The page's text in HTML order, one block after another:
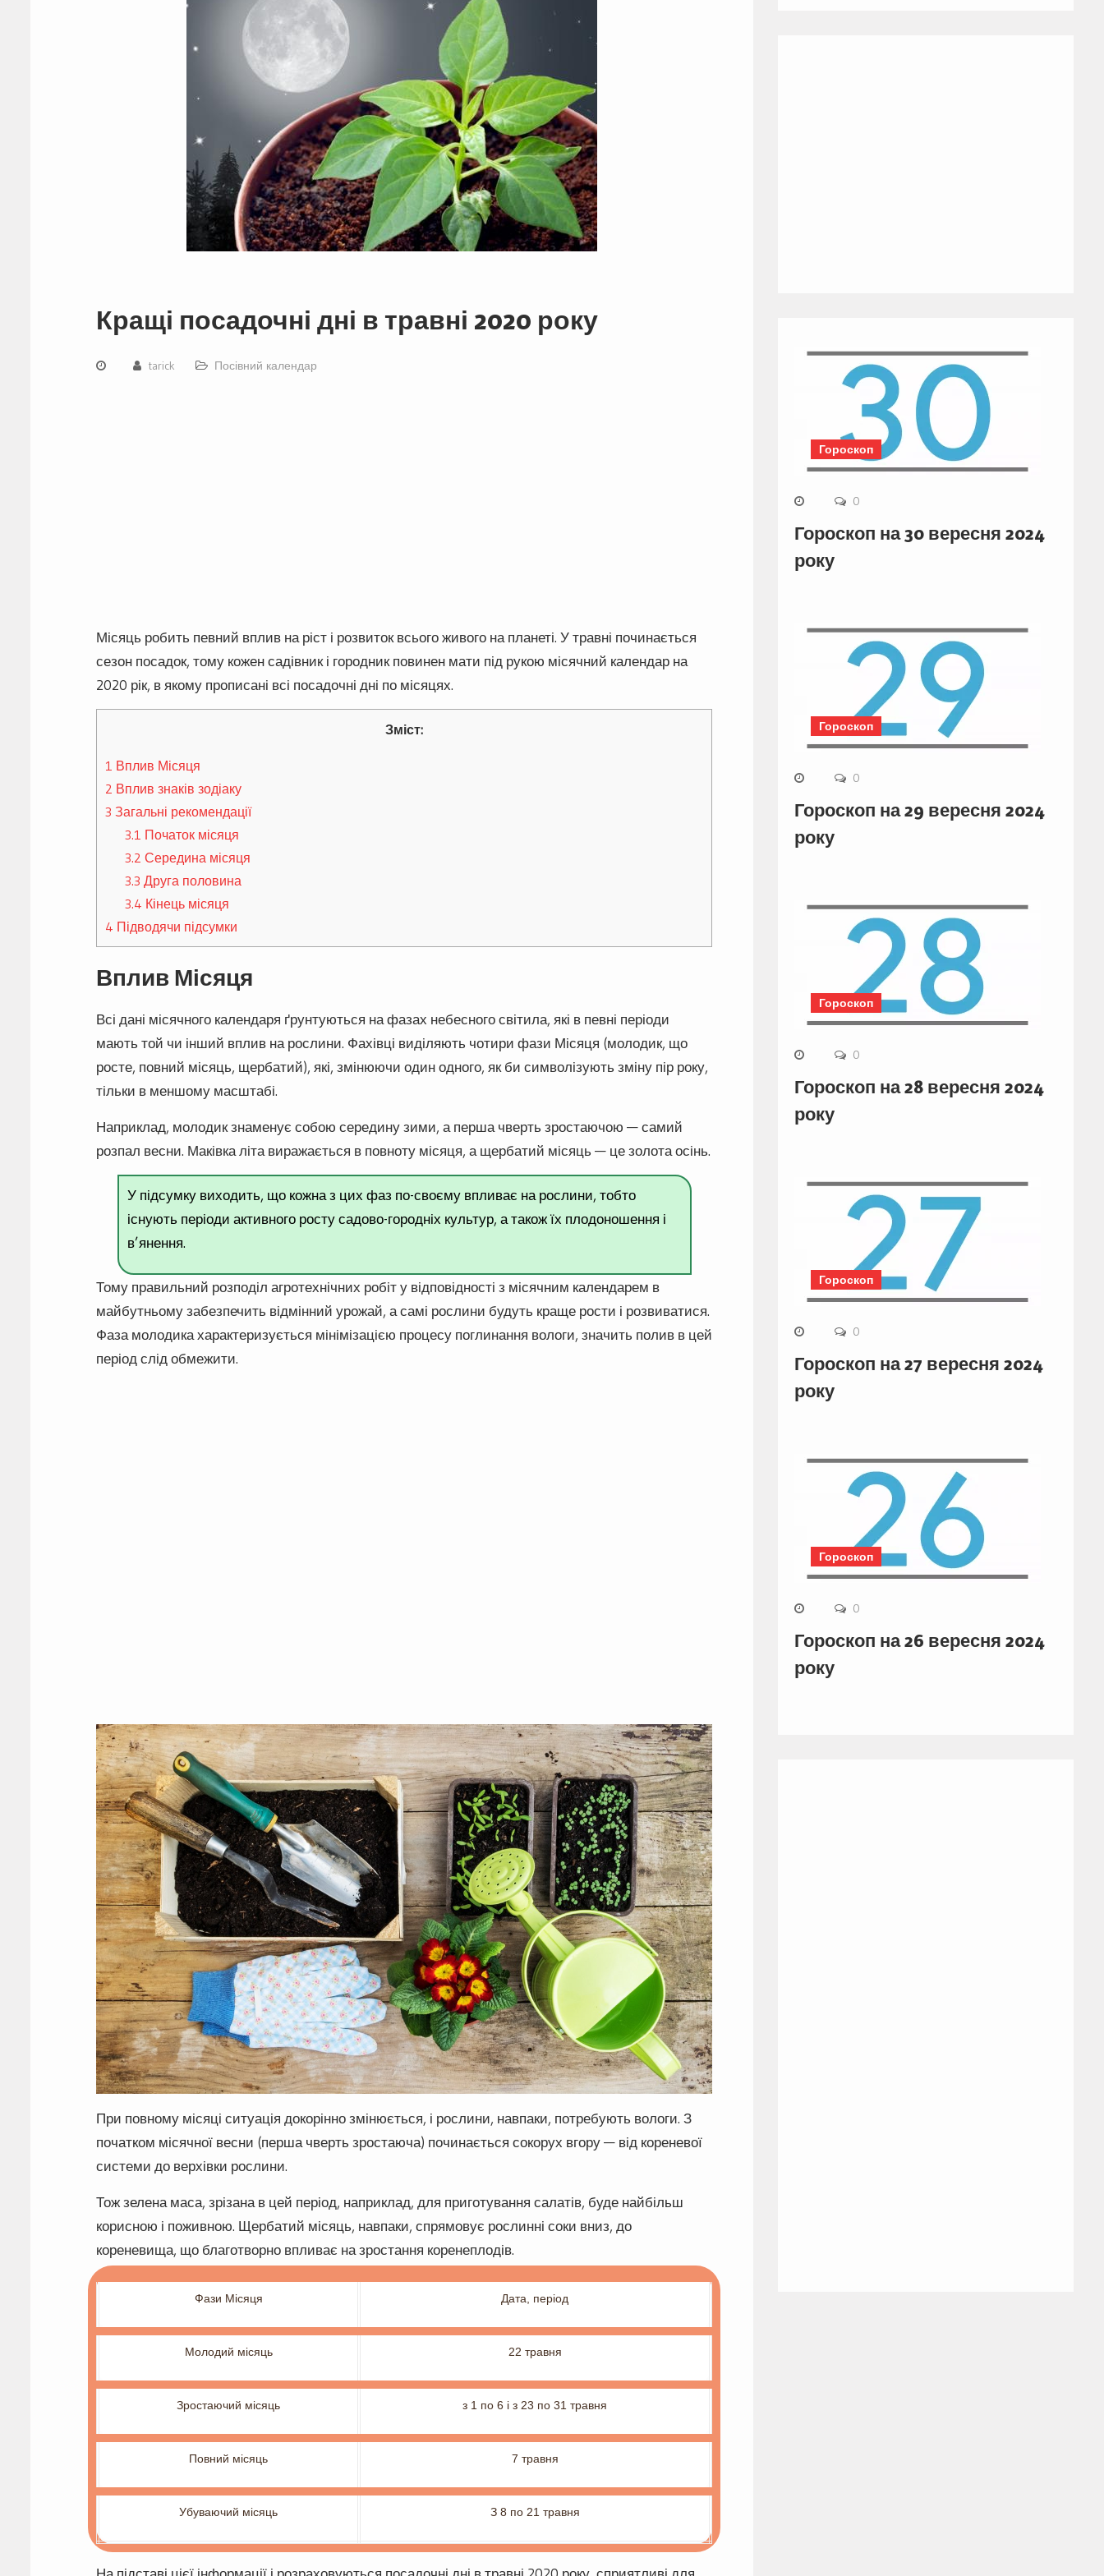
Кращі посадочні дні в травні 2020 року
tarick Посівний календар
Місяць робить певний вплив на ріст і розвиток всього живого на планеті. У травні починається
сезон посадок, тому кожен садівник і городник повинен мати під рукою місячний календар на
2020 рік, в якому прописані всі посадочні дні по місяцях.
Зміст:
1 Вплив Місяця
2 Вплив знаків зодіаку
3 Загальні рекомендації
3.1 Початок місяця
3.2 Середина місяця
3.3 Друга половина
3.4 Кінець місяця
4 Підводячи підсумки
Вплив Місяця
Всі дані місячного календаря ґрунтуються на фазах небесного світила, які в певні періоди
мають той чи інший вплив на рослини. Фахівці виділяють чотири фази Місяця (молодик, що
росте, повний місяць, щербатий), які, змінюючи один одного, як би символізують зміну пір року,
тільки в меншому масштабі.
Наприклад, молодик знаменує собою середину зими, а перша чверть зростаючою — самий
розпал весни. Маківка літа виражається в повноту місяця, а щербатий місяць — це золота осінь.
У підсумку виходить, що кожна з цих фаз по-своєму впливає на рослини, тобто
існують періоди активного росту садово-городніх культур, а також їх плодоношення і
в’янення.
Тому правильний розподіл агротехнічних робіт у відповідності з місячним календарем в
майбутньому забезпечить відмінний урожай, а самі рослини будуть краще рости і розвиватися.
Фаза молодика характеризується мінімізацією процесу поглинання вологи, значить полив в цей
період слід обмежити.
При повному місяці ситуація докорінно змінюється, і рослини, навпаки, потребують вологи. З
початком місячної весни (перша чверть зростаюча) починається сокорух вгору — від кореневої
системи до верхівки рослини.
Тож зелена маса, зрізана в цей період, наприклад, для приготування салатів, буде найбільш
корисною і поживною. Щербатий місяць, навпаки, спрямовує рослинні соки вниз, до
кореневища, що благотворно впливає на зростання коренеплодів.
Фази Місяця Дата, період
Молодий місяць 22 травня
Зростаючий місяць з 1 по 6 і з 23 по 31 травня
Повний місяць 7 травня
Убуваючий місяць З 8 по 21 травня
Гороскоп
0
Гороскоп на 30 вересня 2024
року
Гороскоп
0
Гороскоп на 29 вересня 2024
року
Гороскоп
0
Гороскоп на 28 вересня 2024
року
Гороскоп
0
Гороскоп на 27 вересня 2024
року
Гороскоп
0
Гороскоп на 26 вересня 2024
року